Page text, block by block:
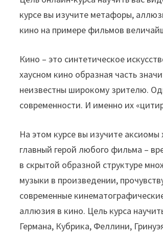
курсе вы изучите метафоры,
кино на примере фильмов
Кино – это синтетическое
хаусном кино образная часть
неизвестны широкому зрителю.
современности. И именно их
На этом курсе вы изучите
главный герой любого фильма –
в скрытой образной структуре
музыки в произведении,
современные
аллюзия в кино. Цель курса
Германа, Кубрика, Феллини,